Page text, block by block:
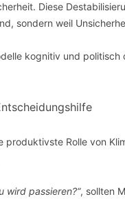
Diese
sondern weil
kognitiv und
produktivste Rolle von
wird passieren?“, sollten